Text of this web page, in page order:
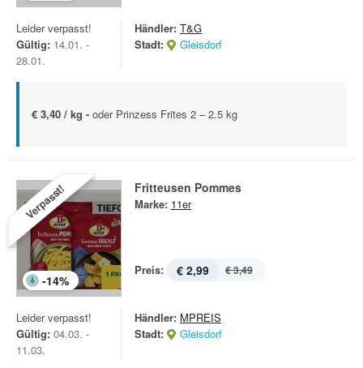
Leider verpasst!
Gültig: 14.01. -
28.01.
Händler: T&G
Stadt:
Gleisdorf
€ 3,40 / kg - oder Prinzess Frites 2 – 2.5 kg
Verpasst!
-14%
Fritteusen Pommes
Marke: 11er
Preis: € 2,99 € 3,49
Leider verpasst!
Gültig: 04.03. -
11.03.
Händler: MPREIS
Stadt:
Gleisdorf